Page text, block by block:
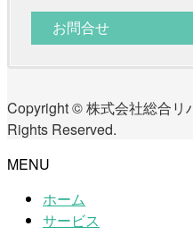
お問合せ
Copyright © 株式会社総合リ
Rights Reserved.
MENU
ホーム
サービス